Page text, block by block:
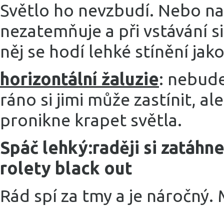
Světlo ho nevzbudí. Nebo
nezatemňuje a při vstávání
něj se hodí lehké stínění
horizontální žaluzie:
ráno si jimi může zastínit,
pronikne krapet světla.
Spáč lehký:raději si
rolety black out
Rád spí za tmy a je